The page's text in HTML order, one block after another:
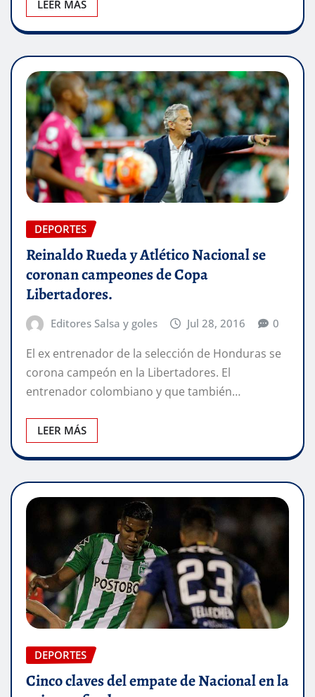
LEER MÁS
DEPORTES
Reinaldo Rueda y Atlético Nacional se
coronan campeones de Copa
Libertadores.
Editores Salsa y goles Jul 28, 2016 0
El ex entrenador de la selección de Honduras se
corona campeón en la Libertadores. El
entrenador colombiano y que también…
LEER MÁS
DEPORTES
Cinco claves del empate de Nacional en la